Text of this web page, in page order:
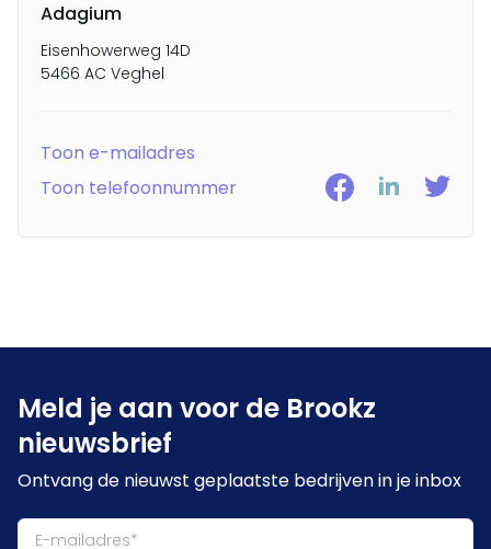
Adagium
Eisenhowerweg 14D
5466 AC Veghel
Toon e-mailadres
Toon telefoonnummer
Meld je aan voor de Brookz
nieuwsbrief
Ontvang de nieuwst geplaatste bedrijven in je inbox